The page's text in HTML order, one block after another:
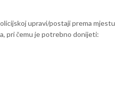
upravi/postaji prema mjestu
pri čemu je potrebno donijeti: